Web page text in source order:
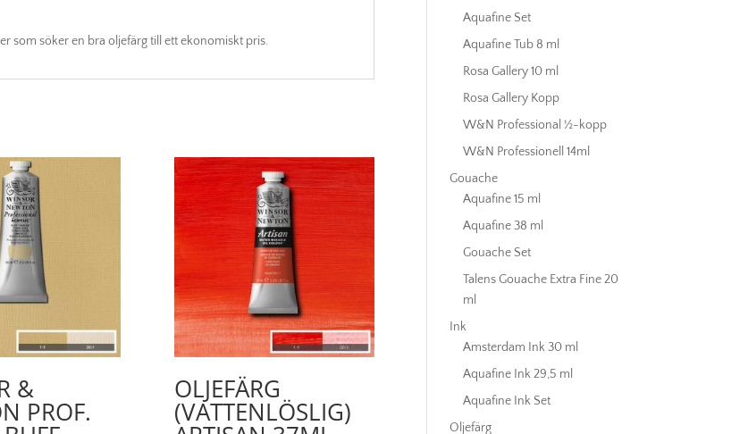
som söker en bra oljefärg till ett ekonomiskt pris.
&
PROF.
OLJEFÄRG
(VATTENLÖSLIG)
Aquafine Set
Aquafine Tub 8 ml
Rosa Gallery 10 ml
Rosa Gallery Kopp
W&N Professional ½-kopp
W&N Professionell 14ml
Gouache
Aquafine 15 ml
Aquafine 38 ml
Gouache Set
Talens Gouache Extra Fine 20
ml
Ink
Amsterdam Ink 30 ml
Aquafine Ink 29,5 ml
Aquafine Ink Set
Oljefärg